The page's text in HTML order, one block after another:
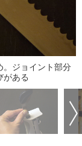
。ジョイント部分
がある